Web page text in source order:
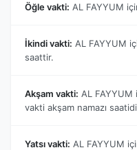
Öğle vakti: AL FAYYUM
İkindi vakti: AL FAYYUM
saattir.
Akşam vakti: AL FAYYUM
vakti akşam namazı
Yatsı vakti: AL FAYYUM